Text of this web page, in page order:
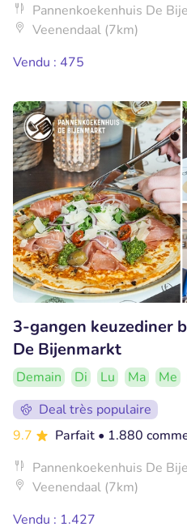
Pannenkoekenhuis De
Veenendaal (7km)
Vendu : 475
3-gangen keuzediner
De Bijenmarkt
Demain Di Lu Ma Me
Deal très populaire
9.7
Parfait • 1.880
Pannenkoekenhuis De
Veenendaal (7km)
Vendu : 1.427